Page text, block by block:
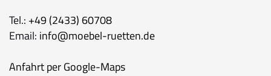
Tel.: +49 (2433) 60708
Email: info@moebel-ruetten.de
Anfahrt per Google-Maps